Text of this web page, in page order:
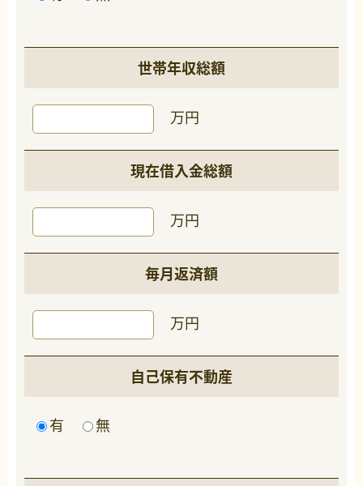
世帯年収総額
万円
現在借入金総額
万円
毎月返済額
万円
自己保有不動産
有 無